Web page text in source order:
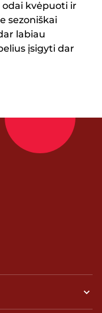
kvėpuoti ir
sezoniškai
labiau
įsigyti dar